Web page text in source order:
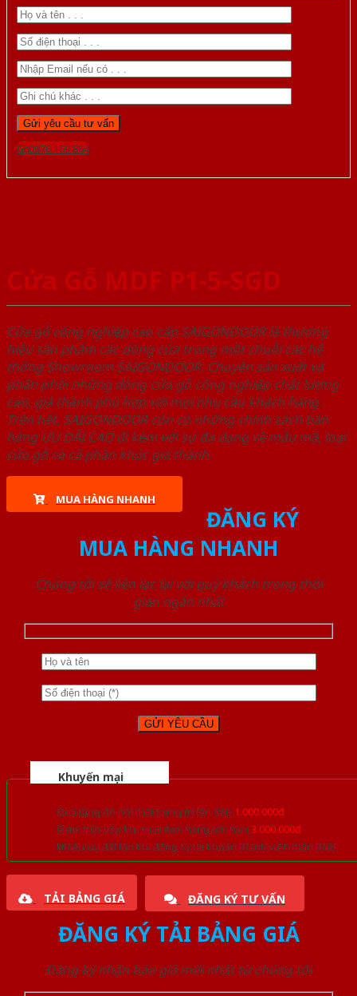
Gọi 0976.169.864
Cửa Gỗ MDF P1-5-SGD
Cửa gỗ công nghiệp cao cấp SAIGONDOOR là thương
hiệu sản phẩm các dòng cửa trong một chuỗi các hệ
thống Showroom SAIGONDOOR. Chuyên sản xuất và
phân phối những dòng cửa gỗ công nghiệp chất lượng
cao, giá thành phù hợp với mọi nhu cầu khách hàng.
Trên hết, SAIGONDOOR còn có những chính sách bán
hàng ƯU ĐÃI CAO đi kèm với sự đa dạng về mẫu mã, loại
cửa gỗ và cả phân khúc giá thành.
MUA HÀNG NHANH
ĐĂNG KÝ
MUA HÀNG NHANH
Chúng tôi sẽ liên lạc lại với quý khách trong thời
gian ngắn nhất
Khuyến mại
Quà tặng đồ nội thất trang trí lên đến 1.000.000đ
Giảm trực tiếp khi mua đơn hàng lớn hơn 3.000.000đ
Nhiều ưu đãi lớn khi đăng ký tài khoản thành viên thân thiết
TẢI BẢNG GIÁ ĐĂNG KÝ TƯ VẤN
ĐĂNG KÝ TẢI BẢNG GIÁ
Đăng ký nhận báo giá mới nhất từ chúng tôi